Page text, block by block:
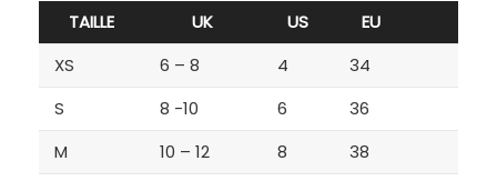
TAILLE UK US
EU
XS
6 – 8 4
34
S
8 -10 6
36
M
10 – 12 8
38